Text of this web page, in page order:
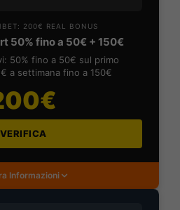
200€ REAL BONUS
50% fino a 50€ + 150€
50% fino a 50€ sul primo
a settimana fino a 150€
VERIFICA
Informazioni